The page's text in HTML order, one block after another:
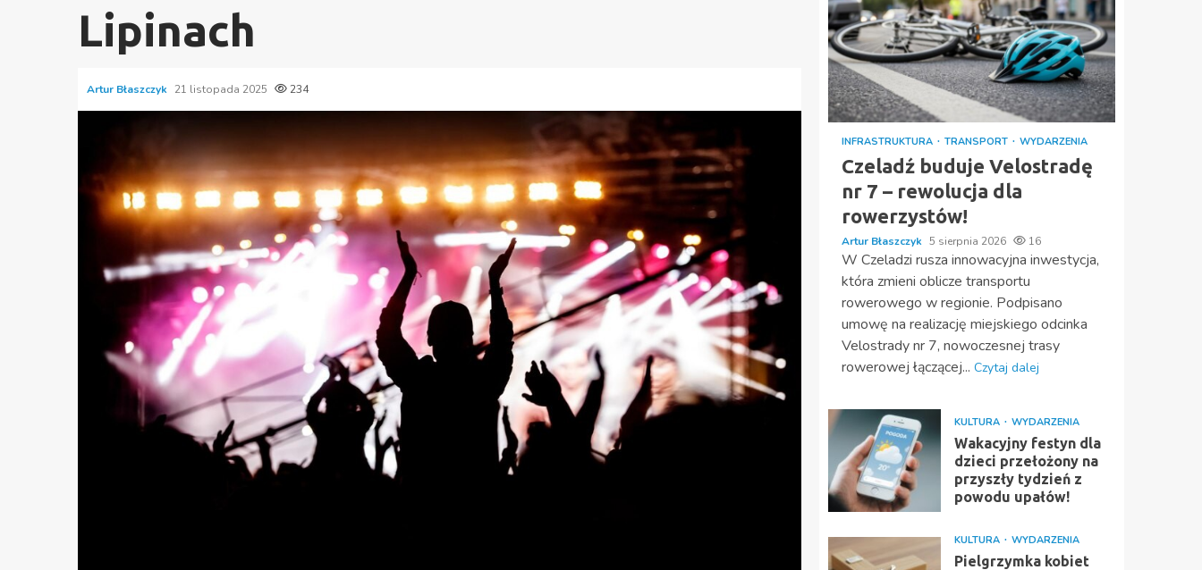
Lipinach
Artur Błaszczyk 21 listopada 2025 234
INFRASTRUKTURA TRANSPORT WYDARZENIA
Czeladź buduje Velostradę
nr 7 – rewolucja dla
rowerzystów!
Artur Błaszczyk 5 sierpnia 2026 16
W Czeladzi rusza innowacyjna inwestycja,
która zmieni oblicze transportu
rowerowego w regionie. Podpisano
umowę na realizację miejskiego odcinka
Velostrady nr 7, nowoczesnej trasy
rowerowej łączącej... Czytaj dalej
KULTURA WYDARZENIA
Wakacyjny festyn dla
dzieci przełożony na
przyszły tydzień z
powodu upałów!
KULTURA WYDARZENIA
Pielgrzymka kobiet